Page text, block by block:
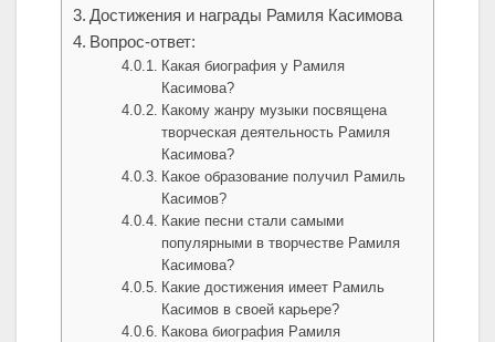
Достижения и награды Рамиля Касимова
Вопрос-ответ:
Какая биография у Рамиля
Касимова?
Какому жанру музыки посвящена
творческая деятельность Рамиля
Касимова?
Какое образование получил Рамиль
Касимов?
Какие песни стали самыми
популярными в творчестве Рамиля
Касимова?
Какие достижения имеет Рамиль
Касимов в своей карьере?
Какова биография Рамиля